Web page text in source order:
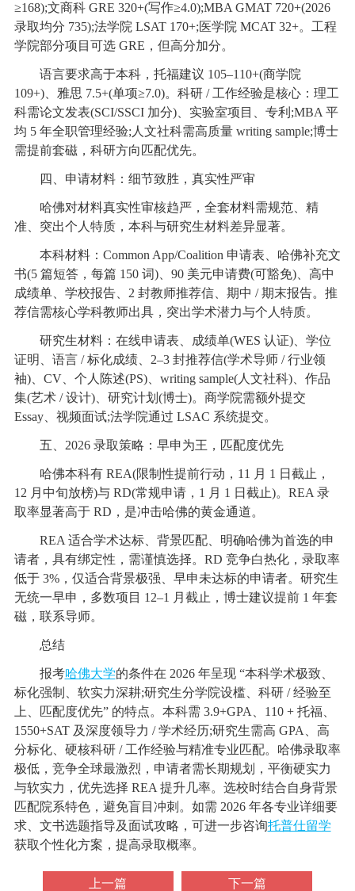
≥168);文商科 GRE 320+(写作≥4.0);MBA GMAT 720+(2026
录取均分 735);法学院 LSAT 170+;医学院 MCAT 32+。工程
学院部分项目可选 GRE，但高分加分。
语言要求高于本科，托福建议 105–110+(商学院
109+)、雅思 7.5+(单项≥7.0)。科研 / 工作经验是核心：理工
科需论文发表(SCI/SSCI 加分)、实验室项目、专利;MBA 平
均 5 年全职管理经验;人文社科需高质量 writing sample;博士
需提前套磁，科研方向匹配优先。
四、申请材料：细节致胜，真实性严审
哈佛对材料真实性审核趋严，全套材料需规范、精
准、突出个人特质，本科与研究生材料差异显著。
本科材料：Common App/Coalition 申请表、哈佛补充文
书(5 篇短答，每篇 150 词)、90 美元申请费(可豁免)、高中
成绩单、学校报告、2 封教师推荐信、期中 / 期末报告。推
荐信需核心学科教师出具，突出学术潜力与个人特质。
研究生材料：在线申请表、成绩单(WES 认证)、学位
证明、语言 / 标化成绩、2–3 封推荐信(学术导师 / 行业领
袖)、CV、个人陈述(PS)、writing sample(人文社科)、作品
集(艺术 / 设计)、研究计划(博士)。商学院需额外提交
Essay、视频面试;法学院通过 LSAC 系统提交。
五、2026 录取策略：早申为王，匹配度优先
哈佛本科有 REA(限制性提前行动，11 月 1 日截止，
12 月中旬放榜)与 RD(常规申请，1 月 1 日截止)。REA 录
取率显著高于 RD，是冲击哈佛的黄金通道。
REA 适合学术达标、背景匹配、明确哈佛为首选的申
请者，具有绑定性，需谨慎选择。RD 竞争白热化，录取率
低于 3%，仅适合背景极强、早申未达标的申请者。研究生
无统一早申，多数项目 12–1 月截止，博士建议提前 1 年套
磁，联系导师。
总结
报考哈佛大学的条件在 2026 年呈现 “本科学术极致、
标化强制、软实力深耕;研究生分学院设槛、科研 / 经验至
上、匹配度优先” 的特点。本科需 3.9+GPA、110 + 托福、
1550+SAT 及深度领导力 / 学术经历;研究生需高 GPA、高
分标化、硬核科研 / 工作经验与精准专业匹配。哈佛录取率
极低，竞争全球最激烈，申请者需长期规划，平衡硬实力
与软实力，优先选择 REA 提升几率。选校时结合自身背景
匹配院系特色，避免盲目冲刺。如需 2026 年各专业详细要
求、文书选题指导及面试攻略，可进一步咨询托普仕留学
获取个性化方案，提高录取概率。
上一篇 下一篇